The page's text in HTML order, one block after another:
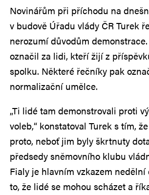
Novinářům při příchodu na
v budově Úřadu vlády ČR Turek
nerozumí důvodům
označil za lidi, kteří žijí z
spolku. Některé řečníky pak
normalizační umělce.
„Ti lidé tam demonstrovali proti
voleb,“ konstatoval Turek s tím,
proto, neboť jim byly škrtnuty
předsedy sněmovního klubu
Fialy je hlavním vzkazem
to, že lidé se mohou scházet a